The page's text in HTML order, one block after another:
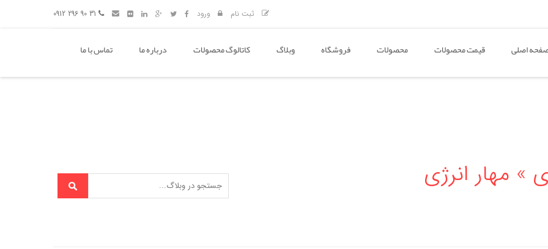
ثبت نام ورود
اصلی قیمت محصولات محصولات فروشگاه وبلاگ کاتالوگ محصولات درباره ما تماس با ما
» مهار انرژی